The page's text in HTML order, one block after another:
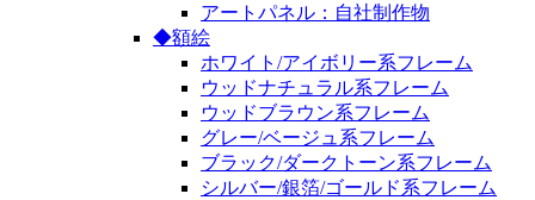
アートパネル：自社制作物
◆額絵
ホワイト/アイボリー系フレーム
ウッドナチュラル系フレーム
ウッドブラウン系フレーム
グレー/ベージュ系フレーム
ブラック/ダークトーン系フレーム
シルバー/銀箔/ゴールド系フレーム